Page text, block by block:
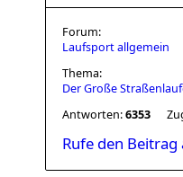
Forum:
Laufsport allgemein
Thema:
Der Große
Antworten:6353
Rufe den Beitrag